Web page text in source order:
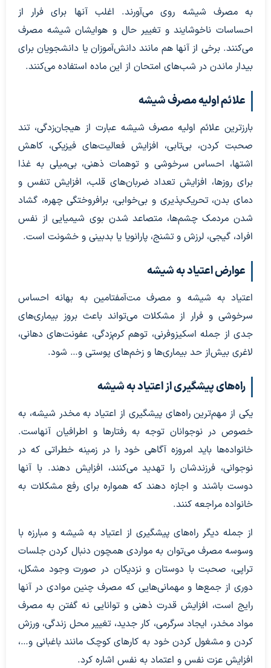
به مصرف شیشه روی می‌آورند. اغلب آنها برای فرار از
احساسات ناخوشایند و تغییر حال و هوایشان شیشه مصرف
می‌کنند. برخی از آنها هم مانند دانش‌آموزان یا دانشجویان برای
بیدار ماندن در شب‌های امتحان از این ماده استفاده می‌کنند.
علائم اولیه مصرف شیشه
بارزترین علائم اولیه مصرف شیشه عبارت از هیجان‌زدگی، تند
صحبت کردن، بی‌تابی، افزایش فعالیت‌های فیزیکی، کاهش
اشتها، احساس سرخوشی و توهمات ذهنی، بی‌میلی به غذا
برای روزها، افزایش تعداد ضربان‌های قلب، افزایش تنفس و
دمای بدن، تحریک‌پذیری و بی‌خوابی، برافروختگی چهره، گشاد
شدن مردمک چشم‌ها، متصاعد شدن بوی شیمیایی از نفس
افراد، گیجی، لرزش و تشنج، پارانویا یا بدبینی و خشونت است.
عوارض اعتیاد به شیشه
اعتیاد به شیشه و مصرف مت‌آمفتامین به بهانه احساس
سرخوشی و فرار از مشکلات می‌تواند باعث بروز بیماری‌های
جدی از جمله اسکیزوفرنی، توهم کرم‌زدگی، عفونت‌های دهانی،
لاغری بیش‌از حد بیماری‌ها و زخم‌های پوستی و… شود.
راه‌های پیشگیری از اعتیاد به شیشه
یکی از مهم‌ترین راه‌های پیشگیری از اعتیاد به مخدر شیشه، به
خصوص در نوجوانان توجه به رفتارها و اطرافیان آنهاست.
خانواده‌ها باید امروزه آگاهی خود را در زمینه خطراتی که در
نوجوانی، فرزندشان را تهدید می‌کنند، افزایش دهند. با آنها
دوست باشند و اجازه دهند که همواره برای رفع مشکلات به
خانواده مراجعه کنند.
از جمله دیگر راه‌های پیشگیری از اعتیاد به شیشه و مبارزه با
وسوسه مصرف می‌توان به مواردی همچون دنبال کردن جلسات
تراپی، صحبت با دوستان و نزدیکان در صورت وجود مشکل،
دوری از جمع‌ها و مهمانی‌هایی که مصرف چنین موادی در آنها
رایج است، افزایش قدرت ذهنی و توانایی نه گفتن به مصرف
مواد مخدر، ایجاد سرگرمی، کار جدید، تغییر محل زندگی، ورزش
کردن و مشغول کردن خود به کارهای کوچک مانند باغبانی و…،
افزایش عزت نفس و اعتماد به نفس اشاره کرد.